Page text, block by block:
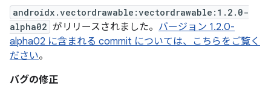
androidx.vectordrawable:vectordrawable:1.2.0-
alpha02 がリリースされました。 バージョン 1.2.0-
alpha02 に含まれる commit については、こちらをご覧く
ださい。
バグの修正